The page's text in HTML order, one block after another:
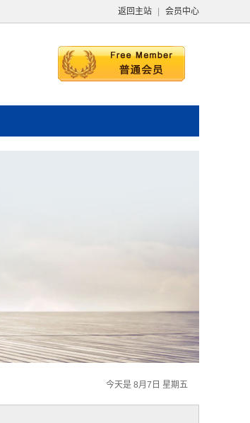
返回主站 会员中心
今天是 8月7日 星期五